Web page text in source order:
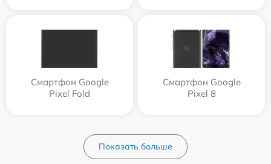
Смартфон Google
Pixel Fold
Смартфон Google
Pixel 8
Показать больше